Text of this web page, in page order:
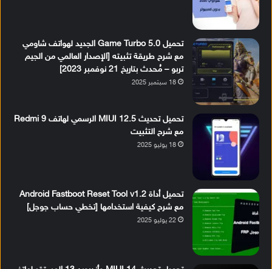
تحميل Game Turbo 5.0 الجديد لهواتف شاومي
مع شرح طريقة تثبيته [الإصدار العالمي من الجيم
تربو – مُحدث بتاريخ 21 نوفمبر 2023]
18 سبتمبر 2025
تحميل تحديث MIUI 12.5 الرسمي لهاتف Redmi 9
مع شرح التثبيت
18 يوليو 2025
تحميل أداة Android Fastboot Reset Tool v1.2
مع شرح كيفية استخدامها [تخطي حساب جوجل]
22 يوليو 2025